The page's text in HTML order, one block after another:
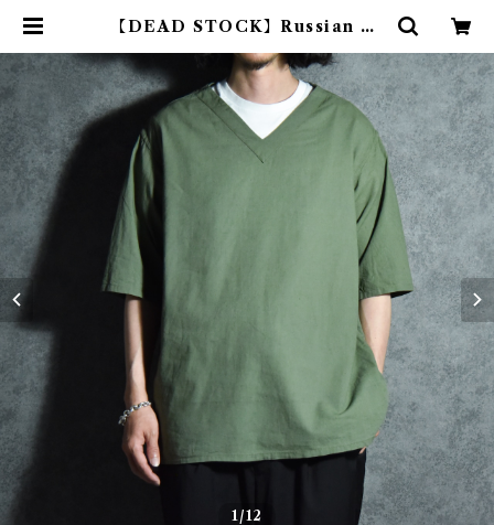
【DEAD STOCK】Russian Ar
ping Shirts ロシア軍 半袖 Vネッ
ク スリーピング シャツ リメイク |
mark & collars (マークアンドカ
ラーズ)
1/12